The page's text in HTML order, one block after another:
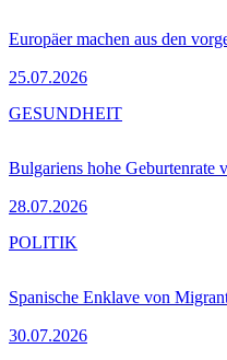
Europäer machen aus den
25.07.2026
Bulgariens hohe Geburtenrate
28.07.2026
GESUNDHEIT
Spanische Enklave von
30.07.2026
POLITIK